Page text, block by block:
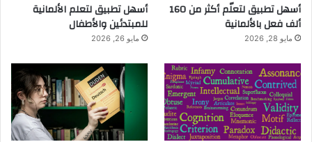
أسهل تطبيق لتعلّم أكثر من 160
ألف فعل بالألمانية
مايو 28, 2026
أسهل تطبيق لتعلم الألمانية
للمبتدئين والأطفال
مايو 26, 2026